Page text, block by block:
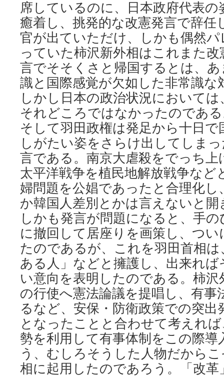
席しているのに、日本政府代表
癒着し、挑発的な改憲発言で辞任
官が出ていただけ、しかも偶然
っていた柿沢新外相はこれまた
言でそそくさと帰国するとは、
識と国際感覚が欠如した非常識な
しかし日本の政治状況において
それどころではなかったのであ
そして羽田政権は発足から十日
しがたい姿をさらけ出してしま
言である。南京大虐殺をでっち
太平洋戦争を植民地解放戦争など
婦問題を公娼であったと合理化し
か韓国人差別とかは言えないと
しかも発言が問題になると、手
に撤回して居座りを画策し、つ
たのであるが、これを羽田首相
ある人」などと擁護し、出来れ
い意向を表明したのである。柿沢
の行使へ憲法論議を提唱し、有事
るなど、安保・防衛政策での突出
となったことと合わせて考えれ
勢を利用して有事体制をこの際
う、むしろそうした人物だから
相に起用したのであろう。「改革